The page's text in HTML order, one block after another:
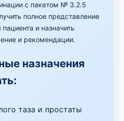
с пакетом № 3.2.5
полное представление
и назначить
и рекомендации.
назначения
таза и простаты